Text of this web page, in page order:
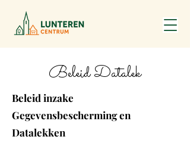
Beleid Datalek
Beleid inzake
Gegevensbescherming en
Datalekken